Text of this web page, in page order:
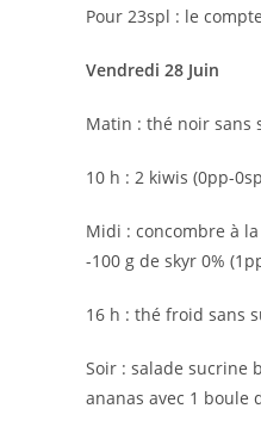
Pour 23spl : le
Vendredi 28 Juin
Matin : thé noir sans
10 h : 2 kiwis (0pp-
Midi : concombre à
-100 g de skyr 0%
16 h : thé froid sans
Soir : salade sucrine
ananas avec 1 boule